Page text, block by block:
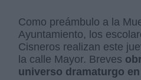
Como preámbulo a la
Ayuntamiento, los
Cisneros realizan este
la calle Mayor. Breves
universo dramaturgo